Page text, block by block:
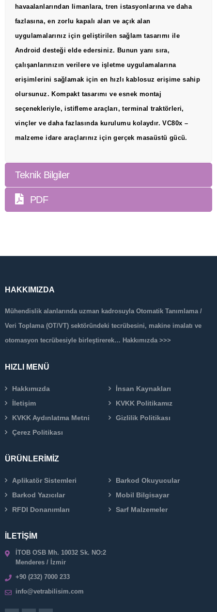
havaalanlarından limanlara, tren istasyonlarına ve daha
fazlasına, en zorlu kapalı alan ve açık alan
uygulamalarınız için geliştirilen sağlam tasarımı ile
Android desteği elde edersiniz. Bunun yanı sıra,
çalışanlarınızın verilere ve işletme uygulamalarına
erişimlerini sağlamak için en hızlı kablosuz erişime sahip
olursunuz. Kompakt tasarımı ve esnek montaj
seçenekleriyle, istifleme araçları, terminal traktörleri,
vinçler ve daha fazlasında kurulumu kolaydır. VC80x –
malzeme idare araçlarınız için gerçek masaüstü gücü.
Teknik Bilgiler
PDF
HAKKIMIZDA
Mühendislik alanlarında uzman kadrosuyla Otomatik Tanımlama /
Veri Toplama (OT/VT) sektöründeki tecrübesini, makine imalatı ve
otomasyon tecrübesiyle birleştirerek… Hakkımızda >>>
HIZLI MENÜ
Hakkımızda
İnsan Kaynakları
İletişim
KVKK Politikamız
KVKK Aydınlatma Metni
Gizlilik Politikası
Çerez Politikası
ÜRÜNLERİMİZ
Aplikatör Sistemleri
Barkod Okuyucular
Barkod Yazıcılar
Mobil Bilgisayar
RFDI Donanımları
Sarf Malzemeler
İLETİŞİM
İTOB OSB Mh. 10032 Sk. NO:2
Menderes / İzmir
+90 (232) 7000 233
info@vetrabilisim.com